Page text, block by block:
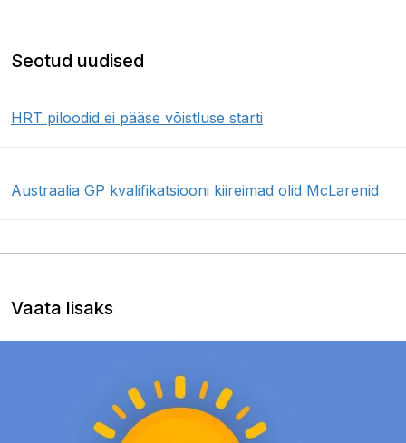
Seotud uudised
HRT piloodid ei pääse võistluse starti
Austraalia GP kvalifikatsiooni kiireimad olid McLarenid
Vaata lisaks